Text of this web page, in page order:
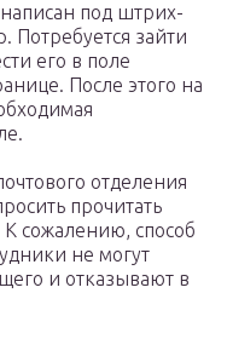
под штрих-
Потребуется зайти
его в поле
После этого на
отделения
прочитать
сожалению, способ
не могут
и отказывают в